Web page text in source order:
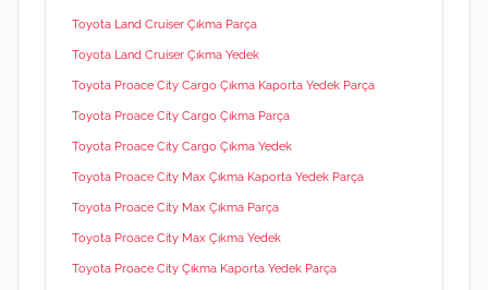
Toyota Land Cruiser Çıkma Parça
Toyota Land Cruiser Çıkma Yedek
Toyota Proace City Cargo Çıkma Kaporta Yedek Parça
Toyota Proace City Cargo Çıkma Parça
Toyota Proace City Cargo Çıkma Yedek
Toyota Proace City Max Çıkma Kaporta Yedek Parça
Toyota Proace City Max Çıkma Parça
Toyota Proace City Max Çıkma Yedek
Toyota Proace City Çıkma Kaporta Yedek Parça